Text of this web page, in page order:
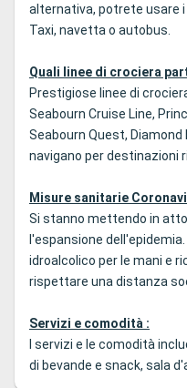
alternativa, potrete usare
Taxi, navetta o autobus.
Quali linee di crociera
Prestigiose linee di
Seabourn Cruise Line,
Seabourn Quest,
navigano per destinazioni
Misure sanitarie
Si stanno mettendo in
l'espansione
idroalcolico per le mani e
rispettare una distanza
Servizi e comodità :
I servizi e le comodità
di bevande e snack, sala